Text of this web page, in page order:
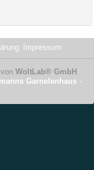
Impressum
WoltLab® GmbH
Garnelenhaus -